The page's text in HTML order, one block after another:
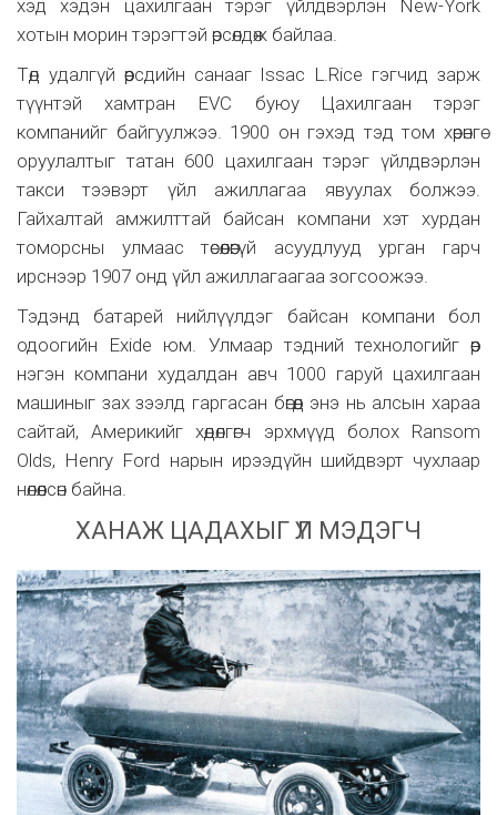
хэд хэдэн цахилгаан тэрэг үйлдвэрлэн New-York
хотын морин тэрэгтэй өрсөлдөж байлаа.
Төд удалгүй өөрсдийн санааг Issac L.Rice гэгчид зарж
түүнтэй хамтран EVC буюу Цахилгаан тэрэг
компанийг байгуулжээ. 1900 он гэхэд тэд том хөрөнгө
оруулалтыг татан 600 цахилгаан тэрэг үйлдвэрлэн
такси тээвэрт үйл ажиллагаа явуулах болжээ.
Гайхалтай амжилттай байсан компани хэт хурдан
томорсны улмаас төсөөлөөгүй асуудлууд урган гарч
ирснээр 1907 онд үйл ажиллагаагаа зогсоожээ.
Тэдэнд батарей нийлүүлдэг байсан компани бол
одоогийн Exide юм. Улмаар тэдний технологийг өөр
нэгэн компани худалдан авч 1000 гаруй цахилгаан
машиныг зах зээлд гаргасан бөгөөд энэ нь алсын хараа
сайтай, Америкийг хөдөлгөгч эрхмүүд болох Ransom
Olds, Henry Ford нарын ирээдүйн шийдвэрт чухлаар
нөлөөлсөн байна.
ХАНАЖ ЦАДАХЫГ ҮЛ МЭДЭГЧ